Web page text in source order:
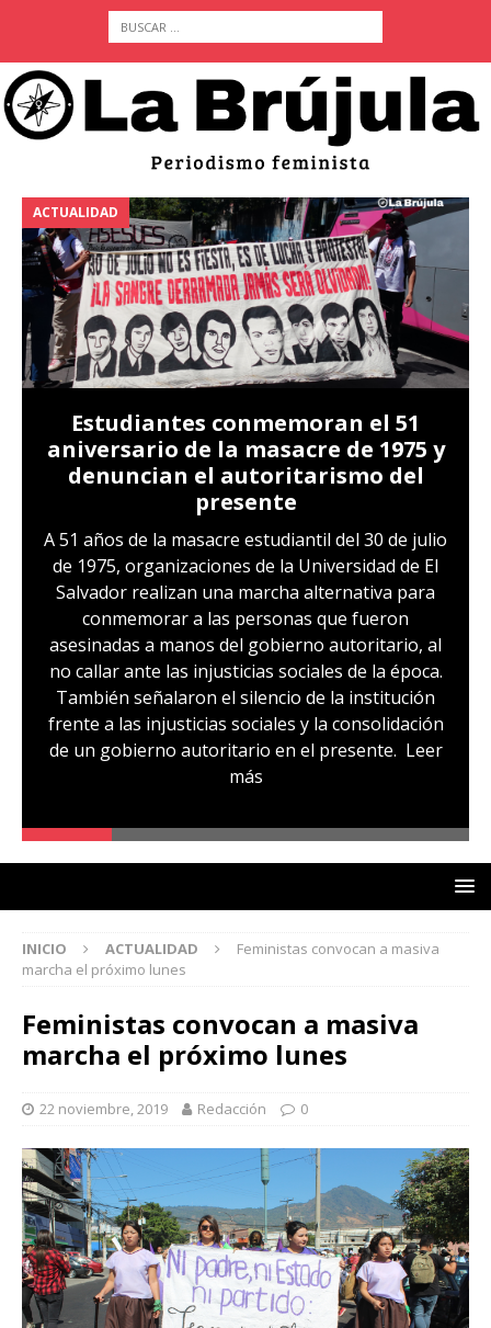
ACTUALIDAD
Estudiantes conmemoran el 51
aniversario de la masacre de 1975 y
denuncian el autoritarismo del
presente
A 51 años de la masacre estudiantil del 30 de julio
de 1975, organizaciones de la Universidad de El
Salvador realizan una marcha alternativa para
conmemorar a las personas que fueron
asesinadas a manos del gobierno autoritario, al
no callar ante las injusticias sociales de la época.
También señalaron el silencio de la institución
frente a las injusticias sociales y la consolidación
de un gobierno autoritario en el presente. Leer
más
INICIO ACTUALIDAD
Feministas convocan a masiva
marcha el próximo lunes
Feministas convocan a masiva
marcha el próximo lunes
22 noviembre, 2019 Redacción 0